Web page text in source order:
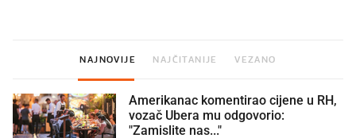
NAJNOVIJE NAJČITANIJE VEZANO
Amerikanac komentirao cijene u RH,
vozač Ubera mu odgovorio:
"Zamislite nas..."